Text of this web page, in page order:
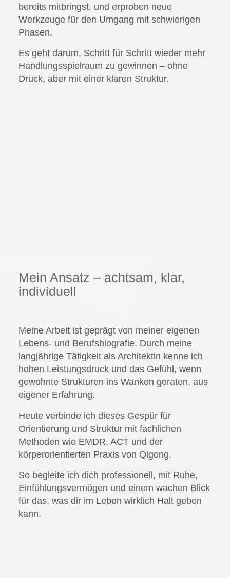
bereits mitbringst, und erproben neue
Werkzeuge für den Umgang mit schwierigen
Phasen.
Es geht darum, Schritt für Schritt wieder mehr
Handlungsspielraum zu gewinnen – ohne
Druck, aber mit einer klaren Struktur.
Mein Ansatz – achtsam, klar,
individuell
Meine Arbeit ist geprägt von meiner eigenen
Lebens- und Berufsbiografie. Durch meine
langjährige Tätigkeit als Architektin kenne ich
hohen Leistungsdruck und das Gefühl, wenn
gewohnte Strukturen ins Wanken geraten, aus
eigener Erfahrung.
Heute verbinde ich dieses Gespür für
Orientierung und Struktur mit fachlichen
Methoden wie EMDR, ACT und der
körperorientierten Praxis von Qigong.
So begleite ich dich professionell, mit Ruhe,
Einfühlungsvermögen und einem wachen Blick
für das, was dir im Leben wirklich Halt geben
kann.